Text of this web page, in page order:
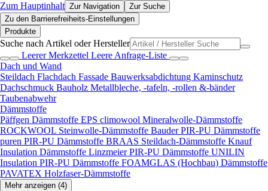
Zum Hauptinhalt Zur Navigation
Zur Suche
Zu den Barrierefreiheits-Einstellungen
Produkte
Suche nach Artikel oder Hersteller
Leerer Merkzettel Leere Anfrage-Liste
Dach und Wand
Steildach Flachdach Fassade Bauwerksabdichtung Kaminschutz
Dachschmuck Bauholz Metallbleche, -tafeln, -rollen &-bänder
Taubenabwehr
Dämmstoffe
Päffgen Dämmstoffe EPS climowool Mineralwolle-Dämmstoffe
ROCKWOOL Steinwolle-Dämmstoffe Bauder PIR-PU Dämmstoffe
puren PIR-PU Dämmstoffe BRAAS Steildach-Dämmstoffe Knauf
Insulation Dämmstoffe Linzmeier PIR-PU Dämmstoffe UNILIN
Insulation PIR-PU Dämmstoffe FOAMGLAS (Hochbau) Dämmstoffe
PAVATEX Holzfaser-Dämmstoffe
Mehr anzeigen (4)